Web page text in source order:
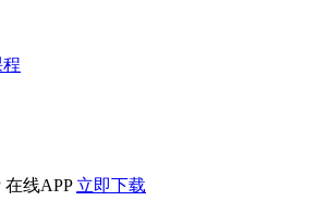
在线APP 立即下载